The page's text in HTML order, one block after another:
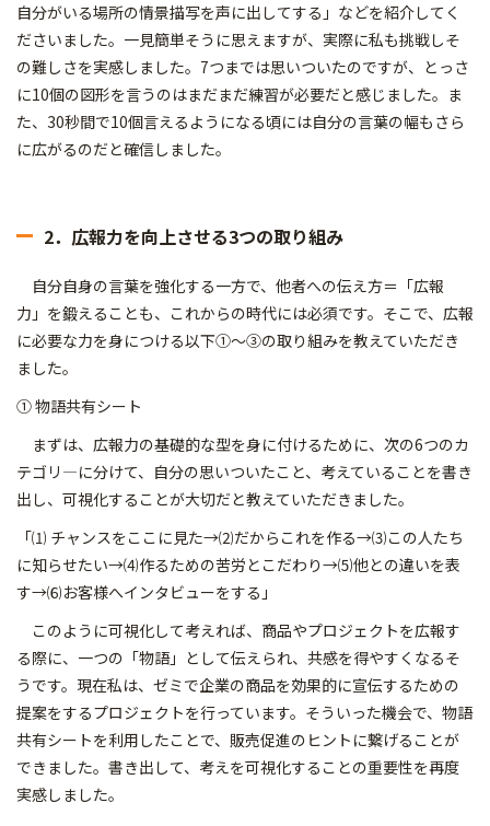
自分がいる場所の情景描写を声に出してする」などを紹介してく
ださいました。一見簡単そうに思えますが、実際に私も挑戦しそ
の難しさを実感しました。7つまでは思いついたのですが、とっさ
に10個の図形を言うのはまだまだ練習が必要だと感じました。ま
た、30秒間で10個言えるようになる頃には自分の言葉の幅もさら
に広がるのだと確信しました。
2．広報力を向上させる3つの取り組み
自分自身の言葉を強化する一方で、他者への伝え方＝「広報
力」を鍛えることも、これからの時代には必須です。そこで、広報
に必要な力を身につける以下①～③の取り組みを教えていただき
ました。
① 物語共有シート
まずは、広報力の基礎的な型を身に付けるために、次の6つのカ
テゴリ―に分けて、自分の思いついたこと、考えていることを書き
出し、可視化することが大切だと教えていただきました。
「⑴ チャンスをここに見た→⑵だからこれを作る→⑶この人たち
に知らせたい→⑷作るための苦労とこだわり→⑸他との違いを表
す→⑹お客様へインタビューをする」
このように可視化して考えれば、商品やプロジェクトを広報す
る際に、一つの「物語」として伝えられ、共感を得やすくなるそ
うです。現在私は、ゼミで企業の商品を効果的に宣伝するための
提案をするプロジェクトを行っています。そういった機会で、物語
共有シートを利用したことで、販売促進のヒントに繋げることが
できました。書き出して、考えを可視化することの重要性を再度
実感しました。